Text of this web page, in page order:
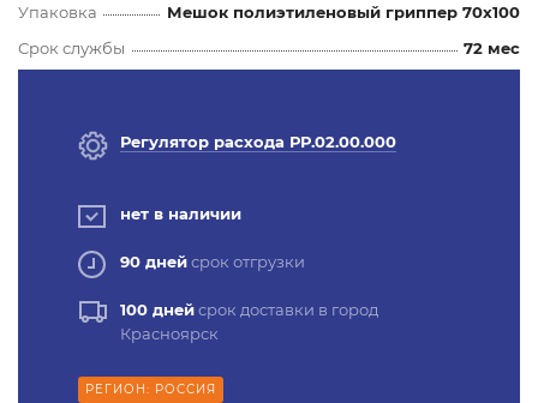
Упаковка
Мешок полиэтиленовый гриппер 70х100
Срок службы
72 мес
Регулятор расхода РР.02.00.000
нет в наличии
90 днейсрок отгрузки
100 днейсрок доставки в город
Красноярск
РЕГИОН: РОССИЯ